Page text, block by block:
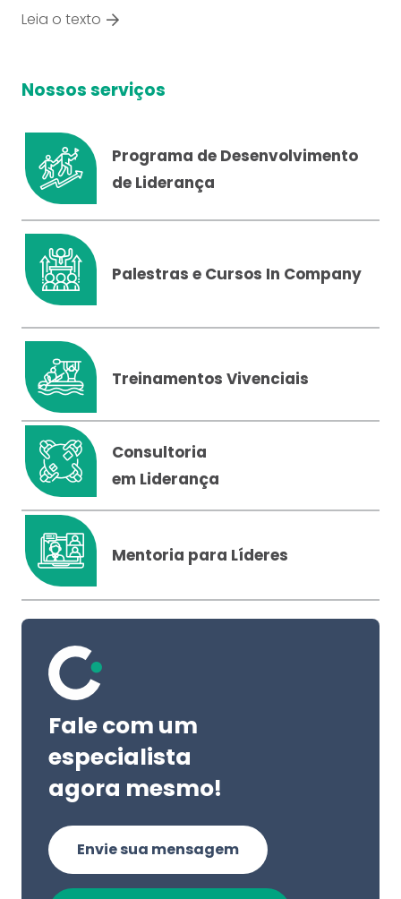
Leia o texto
Nossos serviços
Programa de Desenvolvimento
de Liderança
Palestras e Cursos In Company
Treinamentos Vivenciais
Consultoria
em Liderança
Mentoria para Líderes
Fale com um
especialista
agora mesmo!
Envie sua mensagem